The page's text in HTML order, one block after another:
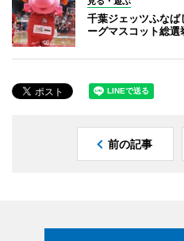
千葉ジェッツふなば
ーグマスコット総選
前の記事